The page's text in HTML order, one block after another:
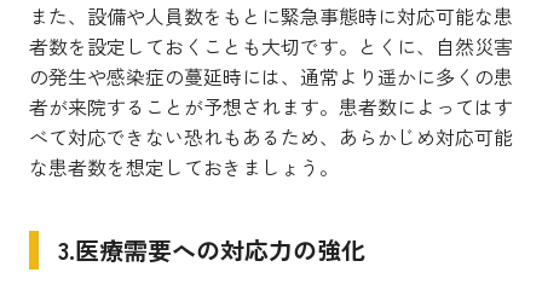
また、設備や人員数をもとに緊急事態時に対応可能な患
者数を設定しておくことも大切です。とくに、自然災害
の発生や感染症の蔓延時には、通常より遥かに多くの患
者が来院することが予想されます。患者数によってはす
べて対応できない恐れもあるため、あらかじめ対応可能
な患者数を想定しておきましょう。
3.医療需要への対応力の強化